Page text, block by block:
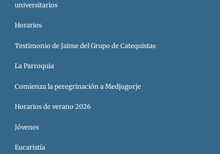
universitarios
Horarios
Testimonio de Jaime del Grupo de Catequistas
La Parroquia
Comienza la peregrinación a Medjugorje
Horarios de verano 2026
Jóvenes
Eucaristía